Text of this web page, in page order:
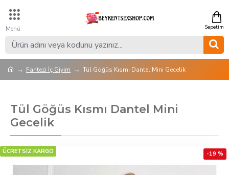
Fantezi İç Giyim Tül Göğüs Kısmı Dantel Mini Gecelik
Tül Göğüs Kısmı Dantel Mini
Gecelik
ÜCRETSİZ KARGO -19 %